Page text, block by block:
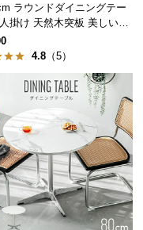
ラウンドダイニングテー
掛け 天然木突板 美しい格
ン
4.8 （5）